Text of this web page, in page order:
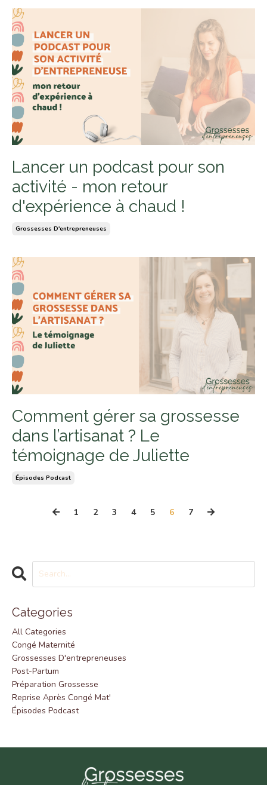
Lancer un podcast pour son
activité - mon retour
d'expérience à chaud !
Grossesses D'entrepreneuses
Comment gérer sa grossesse
dans l’artisanat ? Le
témoignage de Juliette
Épisodes Podcast
1 2 3 4 5 6 7
Categories
All Categories
Congé Maternité
Grossesses D'entrepreneuses
Post-Partum
Préparation Grossesse
Reprise Après Congé Mat'
Épisodes Podcast